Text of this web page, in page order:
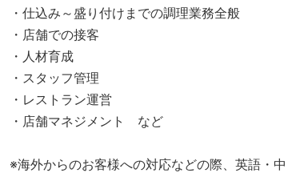
・仕込み～盛り付けまでの調理業務全般
・店舗での接客
・人材育成
・スタッフ管理
・レストラン運営
・店舗マネジメント など
※海外からのお客様への対応などの際、英語・中